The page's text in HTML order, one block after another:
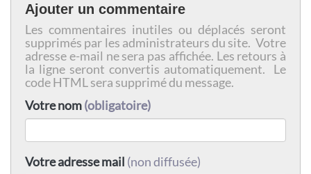
Ajouter un commentaire
Les commentaires inutiles ou déplacés seront
supprimés par les administrateurs du site. Votre
adresse e-mail ne sera pas affichée. Les retours à
la ligne seront convertis automatiquement. Le
code HTML sera supprimé du message.
Votre nom(obligatoire)
Votre adresse mail (non diffusée)